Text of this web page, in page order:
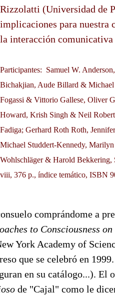
Rizzolatti (Universidad de
implicaciones para nuestra
la interacción comunicativa
Participantes: Samuel W.
Bichakjian, Aude Billard &
Fogassi & Vittorio Gallese, Oliver
Howard, Krish Singh & Neil
Fadiga; Gerhard Roth Roth,
Michael Studdert-Kennedy,
Wohlschläger & Harold Bekkering,
viii, 376 p., índice temático, ISBN
comprándome a
to Consciousness
York Academy of
que se celebró en
en su catálogo...). El
de "Cajal" como le